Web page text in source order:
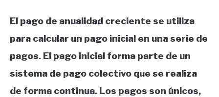
CONTACT
El pago de anualidad creciente se utiliza
para calcular un pago inicial en una serie de
pagos. El pago inicial forma parte de un
sistema de pago colectivo que se realiza
de forma continua. Los pagos son únicos,